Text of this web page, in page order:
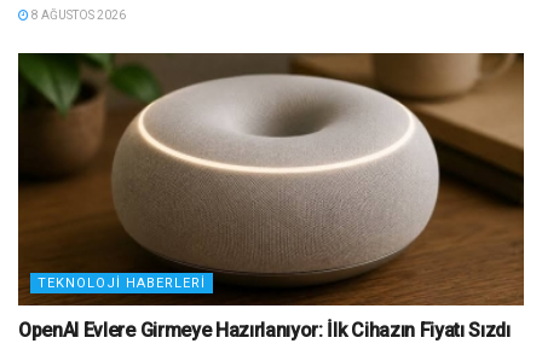
8 AĞUSTOS 2026
TEKNOLOJI HABERLERI
OpenAI Evlere Girmeye Hazırlanıyor: İlk Cihazın Fiyatı Sızdı